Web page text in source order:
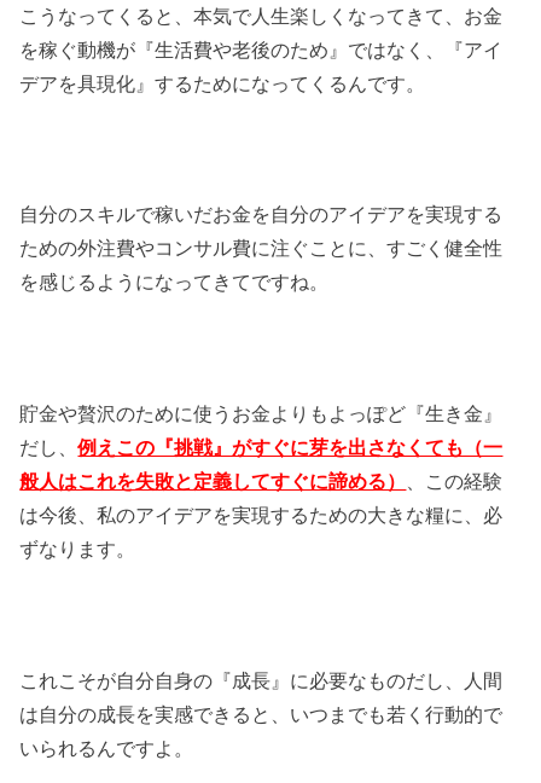
こうなってくると、本気で人生楽しくなってきて、お金
を稼ぐ動機が『生活費や老後のため』ではなく、『アイ
デアを具現化』するためになってくるんです。
自分のスキルで稼いだお金を自分のアイデアを実現する
ための外注費やコンサル費に注ぐことに、すごく健全性
を感じるようになってきてですね。
貯金や贅沢のために使うお金よりもよっぽど『生き金』
だし、例えこの『挑戦』がすぐに芽を出さなくても（一
般人はこれを失敗と定義してすぐに諦める）
、この経験
は今後、私のアイデアを実現するための大きな糧に、必
ずなります。
これこそが自分自身の『成長』に必要なものだし、人間
は自分の成長を実感できると、いつまでも若く行動的で
いられるんですよ。